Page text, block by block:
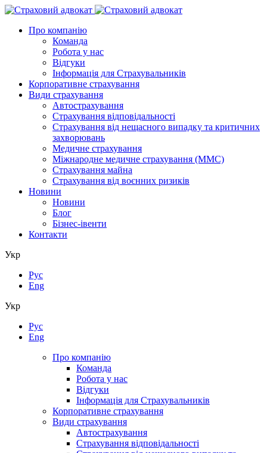
Про компанію
Команда
Робота у нас
Відгуки
Інформація для Страхувальників
Корпоративне страхування
Види страхування
Автострахування
Страхування відповідальності
Страхування від нещасного випадку та критичних
захворювань
Медичне страхування
Міжнародне медичне страхування (ММС)
Страхування майна
Страхування від воєнних ризиків
Новини
Новини
Блог
Бізнес-івенти
Контакти
Укр
Рус
Eng
Укр
Рус
Eng
Про компанію
Команда
Робота у нас
Відгуки
Інформація для Страхувальників
Корпоративне страхування
Види страхування
Автострахування
Страхування відповідальності